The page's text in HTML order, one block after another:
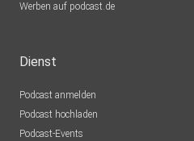
Werben auf podcast.de
Dienst
Podcast anmelden
Podcast hochladen
Podcast-Events